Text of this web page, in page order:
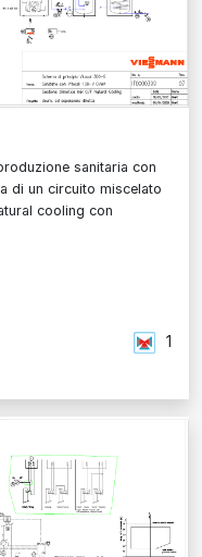
sanitaria con
di un circuito miscelato
cooling con
1